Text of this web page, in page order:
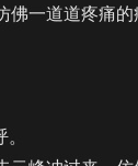
佛一道道疼痛